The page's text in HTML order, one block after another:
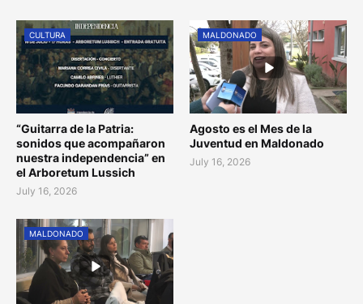
CULTURA
“Guitarra de la Patria:
sonidos que acompañaron
nuestra independencia” en
el Arboretum Lussich
July 16, 2026
MALDONADO
Agosto es el Mes de la
Juventud en Maldonado
July 16, 2026
MALDONADO